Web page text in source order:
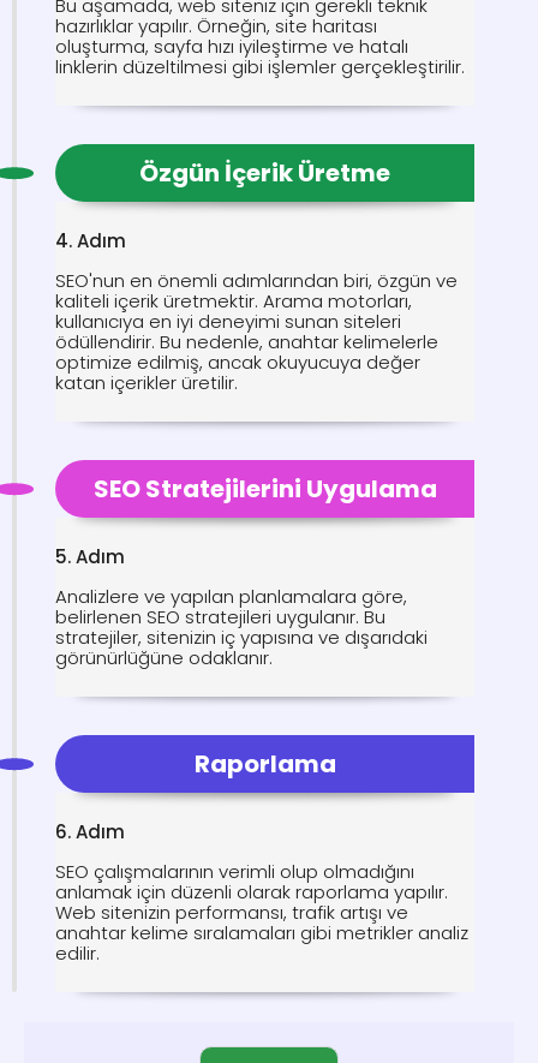
Bu aşamada, web siteniz için gerekli teknik
hazırlıklar yapılır. Örneğin, site haritası
oluşturma, sayfa hızı iyileştirme ve hatalı
linklerin düzeltilmesi gibi işlemler gerçekleştirilir.
Özgün İçerik Üretme
4. Adım
SEO'nun en önemli adımlarından biri, özgün ve
kaliteli içerik üretmektir. Arama motorları,
kullanıcıya en iyi deneyimi sunan siteleri
ödüllendirir. Bu nedenle, anahtar kelimelerle
optimize edilmiş, ancak okuyucuya değer
katan içerikler üretilir.
SEO Stratejilerini Uygulama
5. Adım
Analizlere ve yapılan planlamalara göre,
belirlenen SEO stratejileri uygulanır. Bu
stratejiler, sitenizin iç yapısına ve dışarıdaki
görünürlüğüne odaklanır.
Raporlama
6. Adım
SEO çalışmalarının verimli olup olmadığını
anlamak için düzenli olarak raporlama yapılır.
Web sitenizin performansı, trafik artışı ve
anahtar kelime sıralamaları gibi metrikler analiz
edilir.